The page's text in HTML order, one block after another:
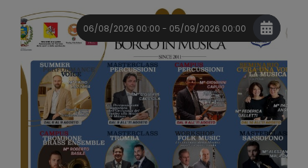
06/08/2026 00:00 - 05/09/2026 00:00